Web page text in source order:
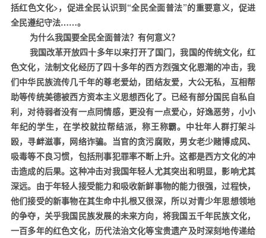
括红色文化>，促进全民认识到“全民全面普法”的重要意义，促进
全民遵纪守法……。
为什么我国要全民全面普法？有何意义？
我国改革开放四十多年以来打开了国门，我国的传统文化，红
色文化，法制文化经历了四十多年的西方烈强文化恩潮的冲击，我
们中华民族流传几千年的尊老爱幼，团结友爱，大公无私，互相帮
助等传统美德被西方资本主义思想西化了。已经有部分国民自私自
利，对待弱者没有一点同情感，更没有一点爱心，好逸恶劳，小小
年纪的学生，在学校就拉帮结派，称王称霸。中壮年人群打架斗
殴，寻衅滋事，网络诈骗。当官的贪污腐败，男女老少赌博成风、
吸毒等不良习惯，包括刑事犯罪率不断上升。这都是西方文化的冲
击造成的后果。这种冲击对我国年轻人尤其突出和明显，影响尤其
深远。由于年轻人接受能力和吸收新鲜事物的能力很强，过程快，
他们接受的新事物在其生命中扎根又很深，所以对青少年思想领地
的争夺，关乎我国民族发展的未来方向，将我国五千年民族文化，
一百多年的红色文化，历代法治文化等宝贵遗产及时深刻地传递给